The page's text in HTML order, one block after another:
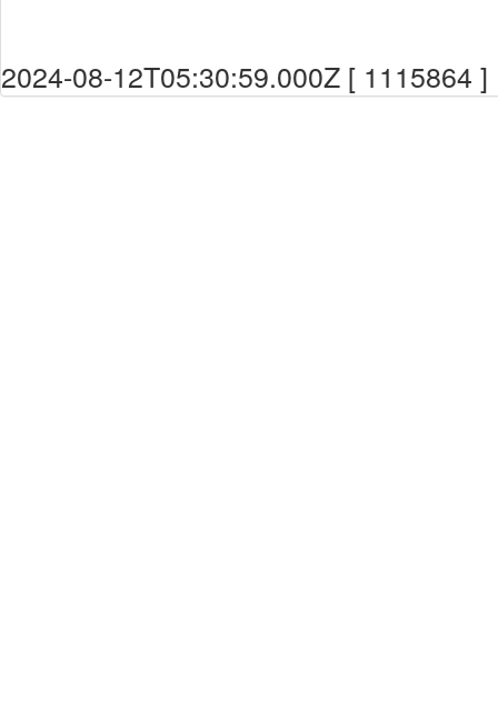
2024-08-12T05:30:59.000Z [ 1115864 ]